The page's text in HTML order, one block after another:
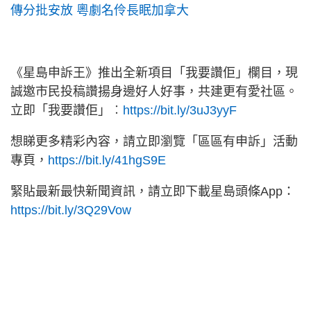
傳分批安放 粵劇名伶長眠加拿大
《星島申訴王》推出全新項目「我要讚佢」欄目，現
誠邀市民投稿讚揚身邊好人好事，共建更有愛社區。
立即「我要讚佢」︰ https://bit.ly/3uJ3yyF
想睇更多精彩內容，請立即瀏覽「區區有申訴」活動
專頁， https://bit.ly/41hgS9E
緊貼最新最快新聞資訊，請立即下載星島頭條App：
https://bit.ly/3Q29Vow